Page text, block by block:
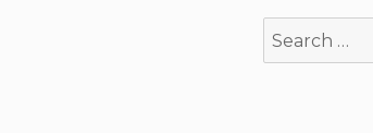
Search
for: